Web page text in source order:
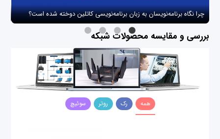
چرا نگاه برنامه‌نویسان به زبان برنامه‌نویسی کاتلین دوخته شده است؟
بررسی و مقایسه محصولات شبکه
همه رک روتر سوئیچ